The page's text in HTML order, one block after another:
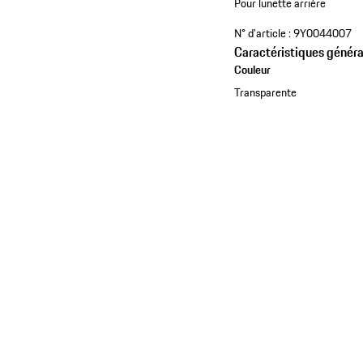
N° d'article :9Y0044007
Caractéristiques
Couleur
Transparente